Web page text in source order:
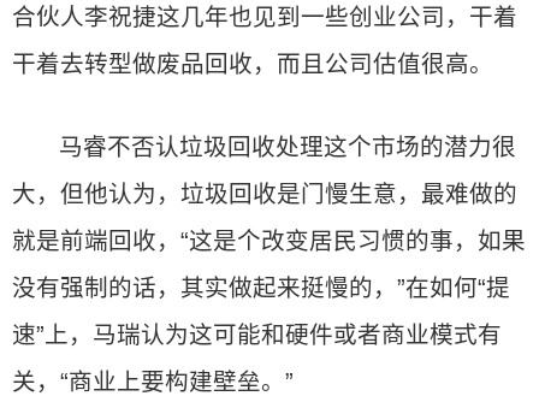
合伙人李祝捷这几年也见到一些创业公司，干着
干着去转型做废品回收，而且公司估值很高。
马睿不否认垃圾回收处理这个市场的潜力很
大，但他认为，垃圾回收是门慢生意，最难做的
就是前端回收，“这是个改变居民习惯的事，如果
没有强制的话，其实做起来挺慢的，”在如何“提
速”上，马瑞认为这可能和硬件或者商业模式有
关，“商业上要构建壁垒。”